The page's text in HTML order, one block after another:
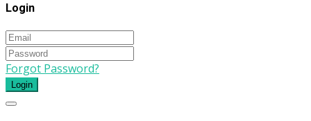
Login
Forgot Password?
Login